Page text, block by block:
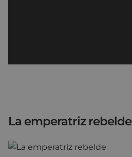
La emperatriz rebelde